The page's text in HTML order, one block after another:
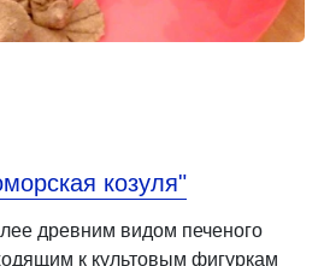
козуля"
древним видом печеного
к культовым фигуркам